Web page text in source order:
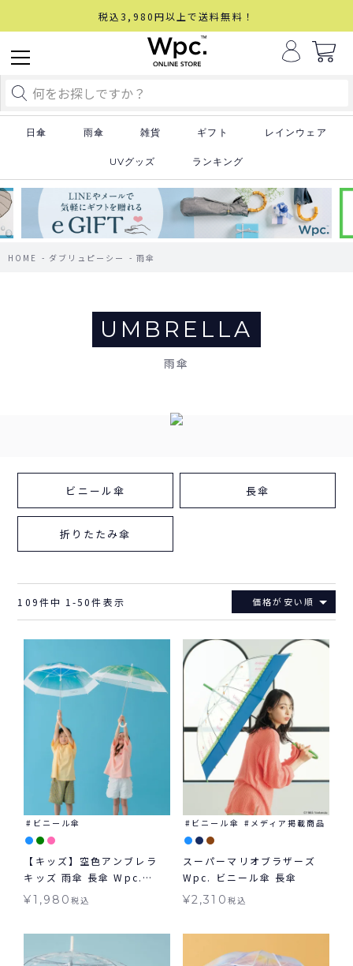
税込3,980円以上で送料無料！
日傘 雨傘 雑貨 ギフト レインウェア
UVグッズ ランキング
HOME ダブリュピーシー 雨傘
UMBRELLA
雨傘
ビニール傘 長傘
折りたたみ傘
価格が安い順
109件中 1-50件表示
ビニール傘
【キッズ】空色アンブレラ
キッズ 雨傘 長傘 Wpc.
KIDS 子ども用
¥1,980税込
ビニール傘 メディア掲載商品
スーパーマリオブラザーズ
Wpc. ビニール傘 長傘
¥2,310 税込